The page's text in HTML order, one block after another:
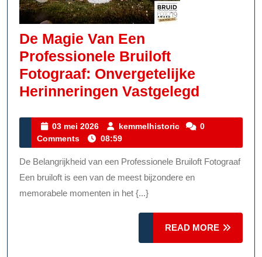
De Magie Van Een
Professionele Bruiloft
Fotograaf: Onvergetelijke
Herinneringen Vastgelegd
Van
03 mei 2026
03
mei
2026
kemmelhistoric kemmelhistoric
0
Comments
08:59
De Belangrijkheid van een Professionele Bruiloft Fotograaf
Een bruiloft is een van de meest bijzondere en
memorabele momenten in het {...}
READ MORE
MORE